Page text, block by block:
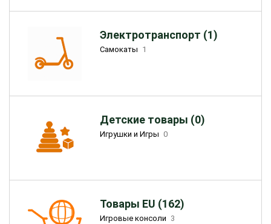
Электротранспорт (1)
Самокаты 1
Детские товары (0)
Игрушки и Игры 0
Товары EU (162)
Игровые консоли 3